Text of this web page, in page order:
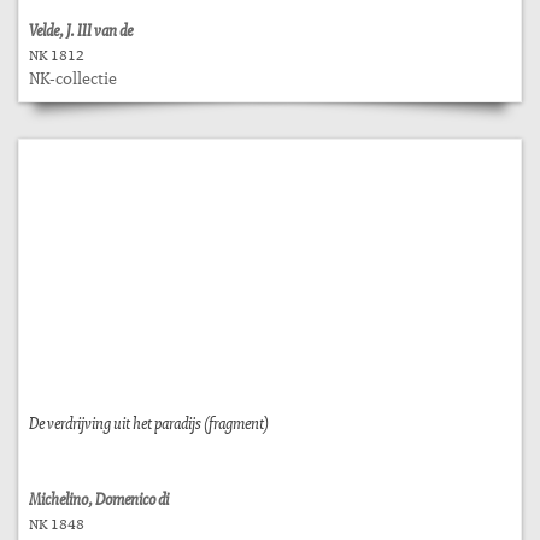
Velde, J. III van de
NK 1812
NK-collectie
De verdrijving uit het paradijs (fragment)
Michelino, Domenico di
NK 1848